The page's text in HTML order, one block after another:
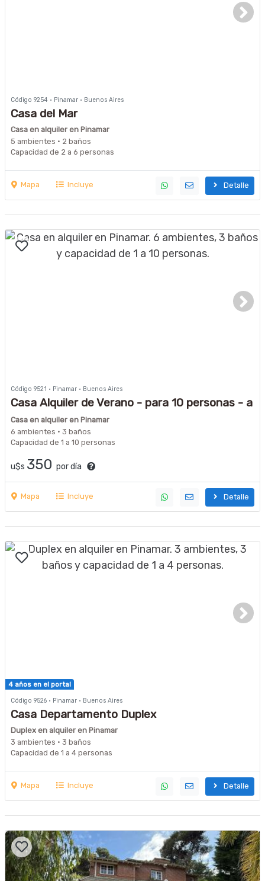
Código 9254 · Pinamar · Buenos Aires
Casa del Mar
Casa en alquiler en Pinamar
5 ambientes · 2 baños
Capacidad de 2 a 6 personas
Mapa Incluye Detalle
Código 9521 · Pinamar · Buenos Aires
Casa Alquiler de Verano - para 10 personas - a
200 metros de la playa y 400 metros de
Buenge
Casa en alquiler en Pinamar
6 ambientes · 3 baños
Capacidad de 1 a 10 personas
u$s 350 por día
Mapa Incluye Detalle
4 años en el portal
Código 9526 · Pinamar · Buenos Aires
Casa Departamento Duplex
Duplex en alquiler en Pinamar
3 ambientes · 3 baños
Capacidad de 1 a 4 personas
Mapa Incluye Detalle